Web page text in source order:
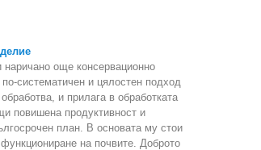
наричано още консервационно
систематичен и цялостен подход
и прилага в обработката
повишена продуктивност и
план. В основата му стои
на почвите. Доброто